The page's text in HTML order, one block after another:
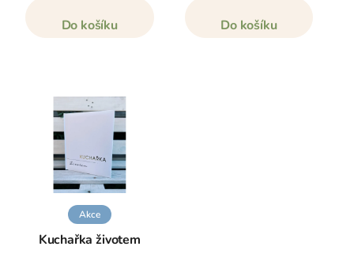
Do košíku Do košíku
Akce
Kuchařka životem